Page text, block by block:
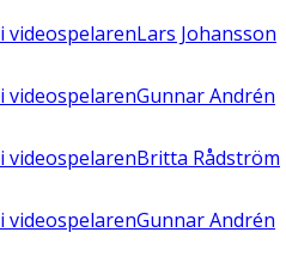
i videospelarenLars Johansson
i videospelarenGunnar Andrén
i videospelarenBritta Rådström
i videospelarenGunnar Andrén